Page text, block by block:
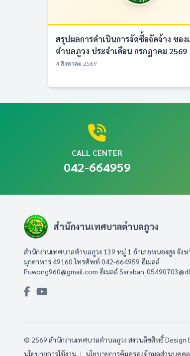
สรุปผลการดำเนินการจัดซื้อจัดจ้าง ของ
ตำบลภูวง ประจำเดือน กรกฎาคม 2569
4 สิงหาคม 2569
CALL CENTER
042-664959
สำนักงานเทศบาลตำบลภูวง
สำนักงานเทศบาลตำบลภูวง 139 หมู่ 1 อำเภอหนองสูง จังห
มุกดาหาร 49160 โทรศัพท์ 042-664959 อีเมลล์
Puwong960@gmail.com อีเมลล์
© 2569 สำนักงานเทศบาลตำบลภูวง สงวนลิขสิทธิ์Design
นโยบายการใช้งาน | นโยบายการคุ้มครองข้อมูลส่วนบุคคล